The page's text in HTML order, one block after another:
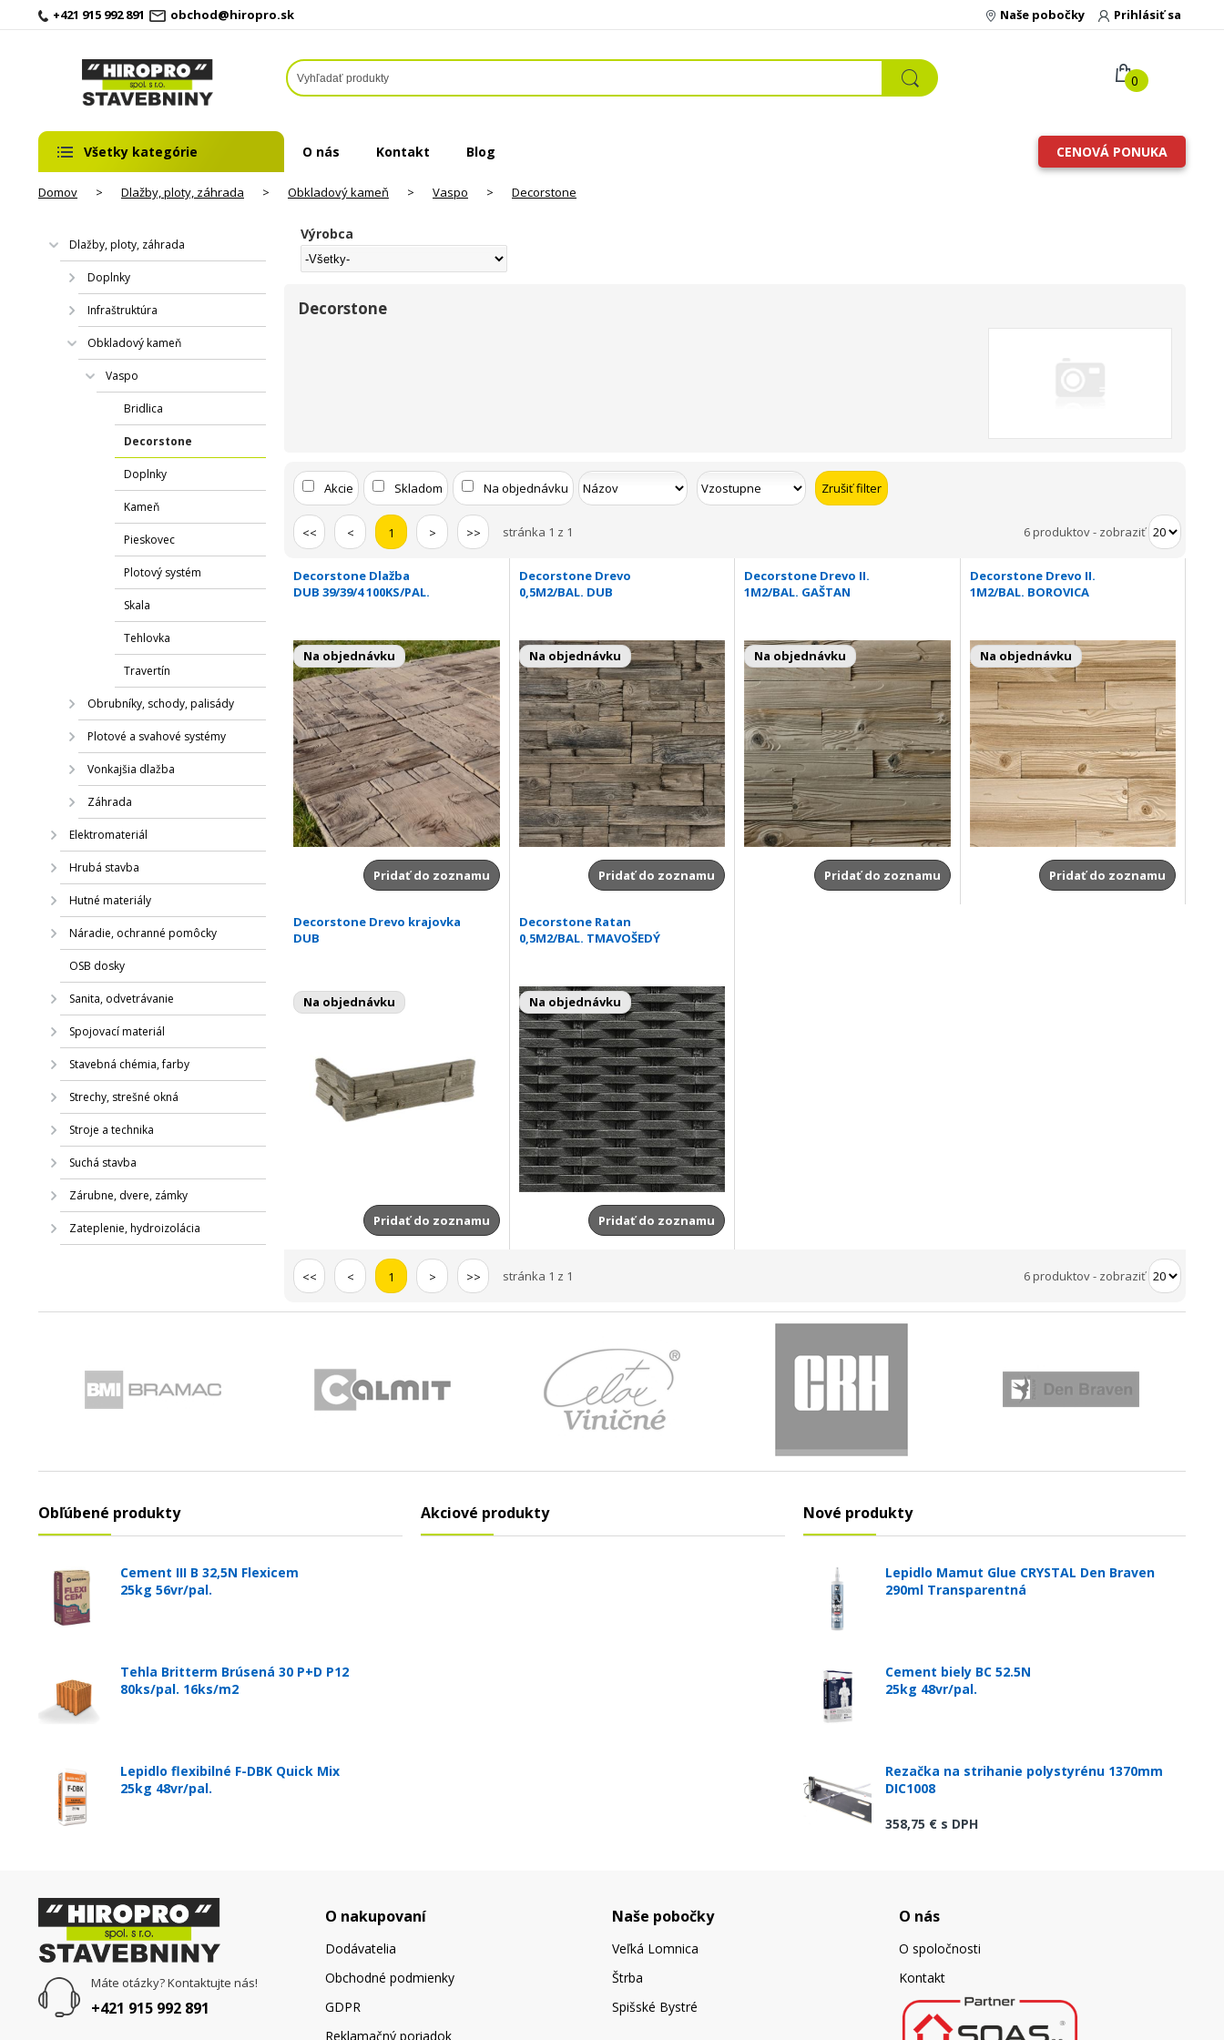
+421 915 992 891 obchod@hiropro.sk Prihlásiť sa
Naše pobočky
0
Všetky kategórie O nás Kontakt Blog CENOVÁ PONUKA
Domov > Dlažby, ploty, záhrada > Obkladový kameň > Vaspo > Decorstone
Dlažby, ploty, záhrada
Doplnky
Infraštruktúra
Obkladový kameň
Vaspo
Bridlica
Decorstone
Doplnky
Kameň
Pieskovec
Plotový systém
Skala
Tehlovka
Travertín
Obrubníky, schody, palisády
Plotové a svahové systémy
Vonkajšia dlažba
Záhrada
Elektromateriál
Hrubá stavba
Hutné materiály
Náradie, ochranné pomôcky
OSB dosky
Sanita, odvetrávanie
Spojovací materiál
Stavebná chémia, farby
Strechy, strešné okná
Stroje a technika
Suchá stavba
Zárubne, dvere, zámky
Zateplenie, hydroizolácia
Výrobca
Decorstone
Akcie Skladom Na objednávku
<< < 1 > >> stránka 1 z 1 6 produktov- zobraziť
Decorstone Dlažba
DUB 39/39/4 100KS/PAL.
Na objednávku
Pridať do zoznamu
Decorstone Drevo
0,5M2/BAL. DUB
Na objednávku
Pridať do zoznamu
Decorstone Drevo II.
1M2/BAL. GAŠTAN
Na objednávku
Pridať do zoznamu
Decorstone Drevo II.
1M2/BAL. BOROVICA
Na objednávku
Pridať do zoznamu
Decorstone Drevo krajovka
DUB
Na objednávku
Pridať do zoznamu
Decorstone Ratan
0,5M2/BAL. TMAVOŠEDÝ
Na objednávku
Pridať do zoznamu
<< < 1 > >> stránka 1 z 1 6 produktov- zobraziť
Obľúbené produkty
Cement III B 32,5N Flexicem
25kg 56vr/pal.
Tehla Britterm Brúsená 30 P+D P12
80ks/pal. 16ks/m2
Lepidlo flexibilné F-DBK Quick Mix
25kg 48vr/pal.
Akciové produkty Nové produkty
Lepidlo Mamut Glue CRYSTAL Den Braven
290ml Transparentná
Cement biely BC 52.5N
25kg 48vr/pal.
Rezačka na strihanie polystyrénu 1370mm
DIC1008
358,75 € s DPH
Máte otázky? Kontaktujte nás!
+421 915 992 891
O nakupovaní
Dodávatelia
Obchodné podmienky
GDPR
Reklamačný poriadok
Naše pobočky
Veľká Lomnica
Štrba
Spišské Bystré
O nás
O spoločnosti
Kontakt